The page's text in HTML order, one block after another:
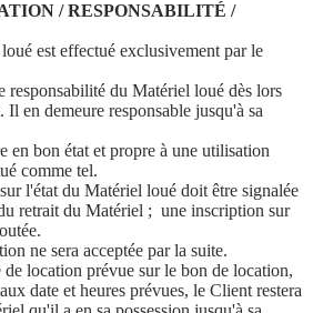
/ RESPONSABILITÉ /
est effectué exclusivement par le
responsabilité du Matériel loué dès lors
en demeure responsable jusqu'à sa
en bon état et propre à une utilisation
comme tel.
l'état du Matériel loué doit être signalée
retrait du Matériel ; une inscription sur
ne sera acceptée par la suite.
location prévue sur le bon de location,
date et heures prévues, le Client restera